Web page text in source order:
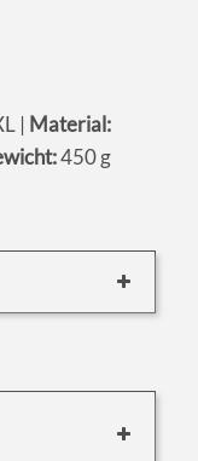
| Material:
450 g